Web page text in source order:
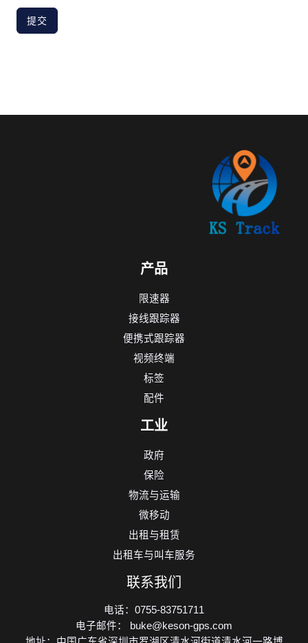
提交
产品
限速器
接线跟踪器
便携式跟踪器
视频终端
标签
配件
工业
政府
保险
物流与运输
微移动
出租与租赁
出租车与叫车服务
联系我们
电话：0755-83751711
电子邮件： buke@keson-gps.com